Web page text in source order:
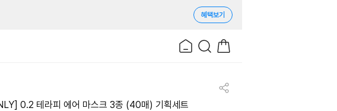
혜택보기
0.2 테라피 에어 마스크 3종 (40매) 기획세트